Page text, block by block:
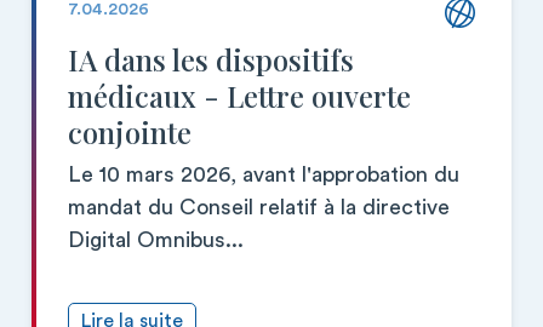
7.04.2026
IA dans les dispositifs
médicaux - Lettre ouverte
conjointe
Le 10 mars 2026, avant l'approbation du
mandat du Conseil relatif à la directive
Digital Omnibus...
Lire la suite